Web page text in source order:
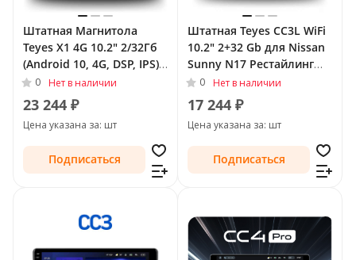
Штатная Магнитола
Teyes X1 4G 10.2" 2/32Гб
(Android 10, 4G, DSP, IPS)
для Nissan Sunny N17
Рестайлинг 2014 - Тип-F2
(правый руль)
0 Нет в наличии
23 244 ₽
Цена указана за: шт
Подписаться
Штатная Teyes CC3L WiFi
10.2" 2+32 Gb для Nissan
Sunny N17 Рестайлинг
2014 - Тип-F1 (левый
руль)
0 Нет в наличии
17 244 ₽
Цена указана за: шт
Подписаться